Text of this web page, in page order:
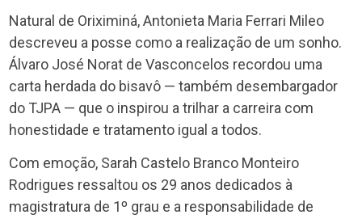
Natural de Oriximiná, Antonieta Maria Ferrari Mileo
descreveu a posse como a realização de um sonho.
Álvaro José Norat de Vasconcelos recordou uma
carta herdada do bisavô — também desembargador
do TJPA — que o inspirou a trilhar a carreira com
honestidade e tratamento igual a todos.
Com emoção, Sarah Castelo Branco Monteiro
Rodrigues ressaltou os 29 anos dedicados à
magistratura de 1º grau e a responsabilidade de